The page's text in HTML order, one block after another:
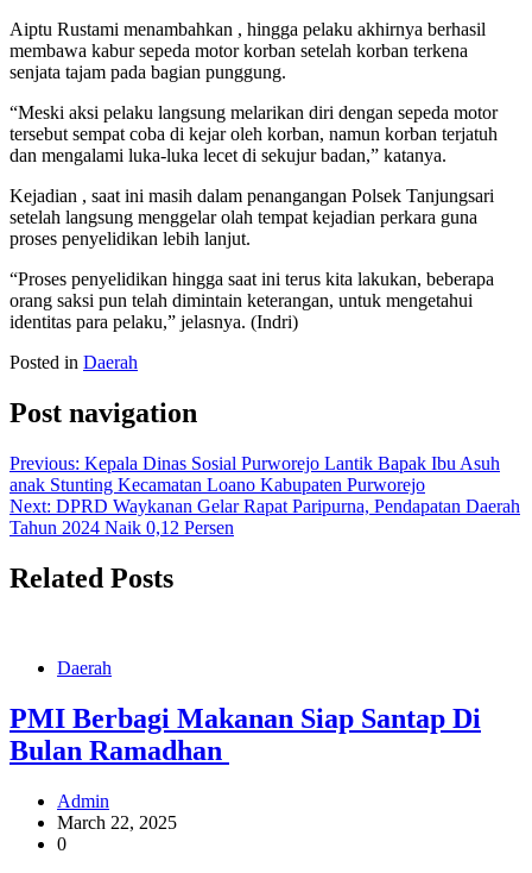
Aiptu Rustami menambahkan , hingga pelaku akhirnya berhasil
membawa kabur sepeda motor korban setelah korban terkena
senjata tajam pada bagian punggung.
“Meski aksi pelaku langsung melarikan diri dengan sepeda motor
tersebut sempat coba di kejar oleh korban, namun korban terjatuh
dan mengalami luka-luka lecet di sekujur badan,” katanya.
Kejadian , saat ini masih dalam penangangan Polsek Tanjungsari
setelah langsung menggelar olah tempat kejadian perkara guna
proses penyelidikan lebih lanjut.
“Proses penyelidikan hingga saat ini terus kita lakukan, beberapa
orang saksi pun telah dimintain keterangan, untuk mengetahui
identitas para pelaku,” jelasnya. (Indri)
Posted in Daerah
Post navigation
Previous: Kepala Dinas Sosial Purworejo Lantik Bapak Ibu Asuh
anak Stunting Kecamatan Loano Kabupaten Purworejo
Next: DPRD Waykanan Gelar Rapat Paripurna, Pendapatan Daerah
Tahun 2024 Naik 0,12 Persen
Related Posts
Daerah
PMI Berbagi Makanan Siap Santap Di
Bulan Ramadhan
Admin
March 22, 2025
0